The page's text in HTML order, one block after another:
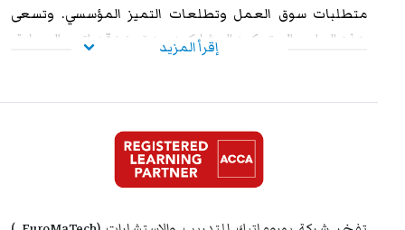
متطلبات سوق العمل وتطلعات التميز المؤسسي. وتسعى
هذه البرامج إلى تمكين المشاركين من تعزيز قدراتهم العملية،
بنجاح، يحصل المشاركون على شهادة معتمدة من
تتمتع بالاعتراف والموثوقية إقليميًا ودوليًا، مما يمنحها قيمة
استراتيجية عالية. وتُشكل هذه الشهادة إضافة نوعية لمسار
إقرأ المزيد